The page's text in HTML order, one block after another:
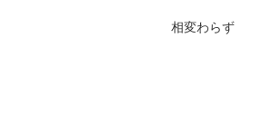
相変わらず